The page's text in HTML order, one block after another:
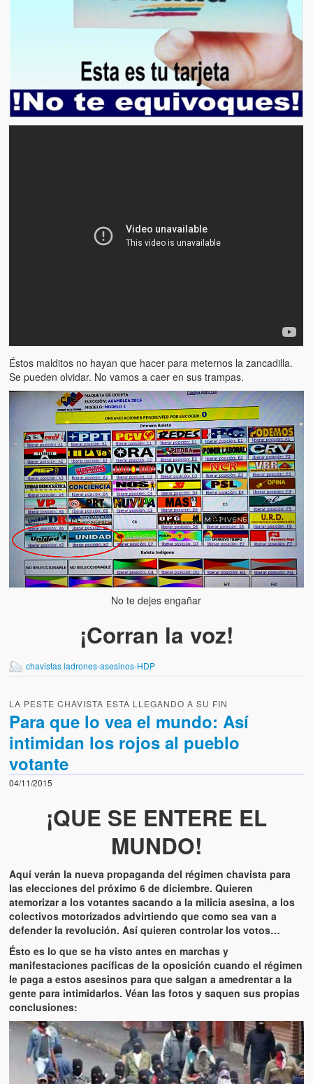
Éstos malditos no hayan que hacer para meternos la zancadilla.
Se pueden olvidar. No vamos a caer en sus trampas.
No te dejes engañar
¡Corran la voz!
chavistas ladrones-asesinos-HDP
LA PESTE CHAVISTA ESTA LLEGANDO A SU FIN
Para que lo vea el mundo: Así
intimidan los rojos al pueblo
votante
04/11/2015
¡QUE SE ENTERE EL
MUNDO!
Aquí verán la nueva propaganda del régimen chavista para
las elecciones del próximo 6 de diciembre. Quieren
atemorizar a los votantes sacando a la milicia asesina, a los
colectivos motorizados advirtiendo que como sea van a
defender la revolución. Así quieren controlar los votos…
Ésto es lo que se ha visto antes en marchas y
manifestaciones pacíficas de la oposición cuando el régimen
le paga a estos asesinos para que salgan a amedrentar a la
gente para intimidarlos. Véan las fotos y saquen sus propias
conclusiones: